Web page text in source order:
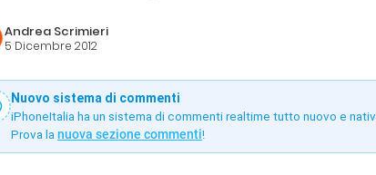
Andrea Scrimieri
5 Dicembre 2012
Nuovo sistema di commenti
iPhoneItalia ha un sistema di commenti realtime tutto nuovo e
Prova la nuova sezione commenti!